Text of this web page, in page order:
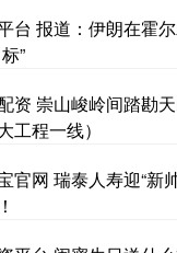
台 报道：伊朗在霍
”
资 崇山峻岭间踏勘
工程一线）
官网 瑞泰人寿迎“新